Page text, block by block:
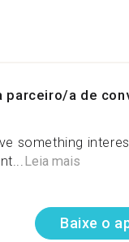
parceiro/a de
something
Leia mais
Baixe o